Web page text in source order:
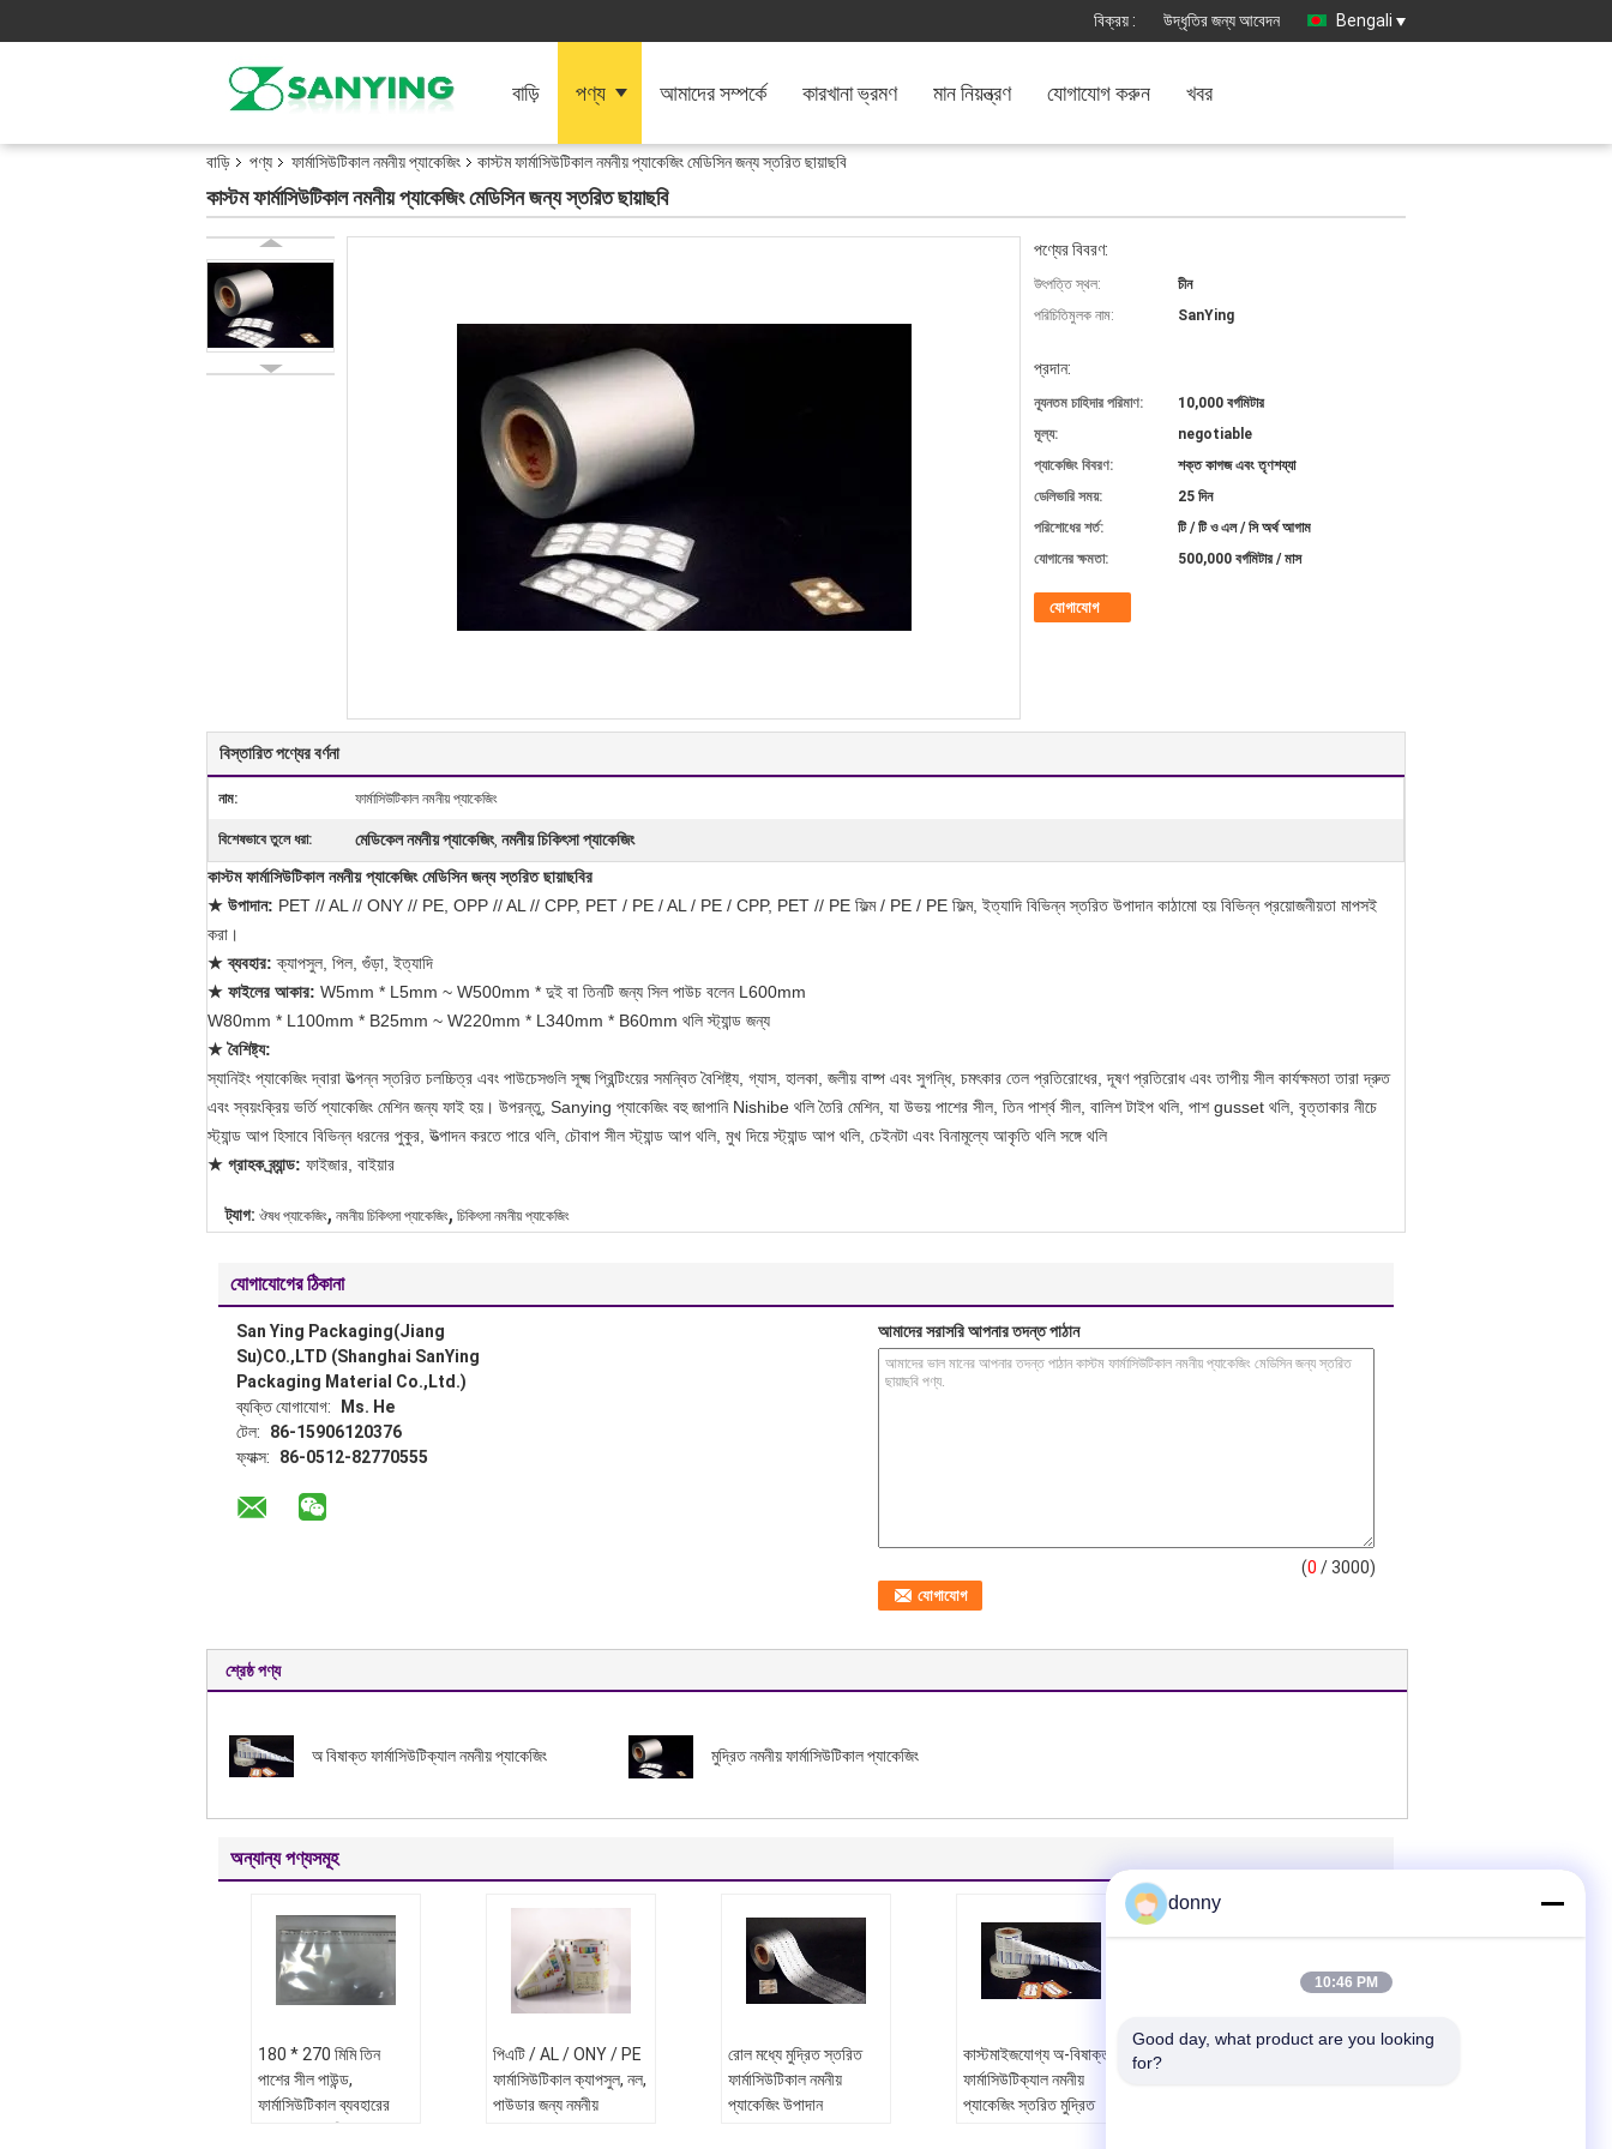
বিক্রয় : উদ্ধৃতির জন্য আবেদন Bengali
বাড়ি পণ্য আমাদের সম্পর্কে কারখানা ভ্রমণ মান নিয়ন্ত্রণ যোগাযোগ করুন খবর
বাড়ি পণ্য ফার্মাসিউটিকাল নমনীয় প্যাকেজিং কাস্টম ফার্মাসিউটিকাল নমনীয় প্যাকেজিং মেডিসিন জন্য স্তরিত ছায়াছবি
কাস্টম ফার্মাসিউটিকাল নমনীয় প্যাকেজিং মেডিসিন জন্য স্তরিত ছায়াছবি
পণ্যের বিবরণ:
উৎপত্তি স্থল:
চীন
পরিচিতিমুলক নাম:
SanYing
প্রদান:
ন্যূনতম চাহিদার পরিমাণ:
10,000 বর্গমিটার
মূল্য:
negotiable
প্যাকেজিং বিবরণ:
শক্ত কাগজ এবং তৃণশয্যা
ডেলিভারি সময়:
25 দিন
পরিশোধের শর্ত:
টি / টি ও এল / সি অর্থ আগাম
যোগানের ক্ষমতা:
500,000 বর্গমিটার / মাস
যোগাযোগ
বিস্তারিত পণ্যের বর্ণনা
নাম: ফার্মাসিউটিকাল নমনীয় প্যাকেজিং
বিশেষভাবে তুলে ধরা: মেডিকেল নমনীয় প্যাকেজিং, নমনীয় চিকিৎসা প্যাকেজিং
কাস্টম ফার্মাসিউটিকাল নমনীয় প্যাকেজিং মেডিসিন জন্য স্তরিত ছায়াছবির
★ উপাদান: PET // AL // ONY // PE, OPP // AL // CPP, PET / PE / AL / PE / CPP, PET // PE ফিল্ম / PE / PE ফিল্ম, ইত্যাদি বিভিন্ন স্তরিত উপাদান কাঠামো হয় বিভিন্ন প্রয়োজনীয়তা মাপসই
করা।
★ ব্যবহার: ক্যাপসুল, পিল, গুঁড়া, ইত্যাদি
★ ফাইলের আকার: W5mm * L5mm ~ W500mm * দুই বা তিনটি জন্য সিল পাউচ বলেন L600mm
W80mm * L100mm * B25mm ~ W220mm * L340mm * B60mm থলি স্ট্যান্ড জন্য
★ বৈশিষ্ট্য:
স্যানিইং প্যাকেজিং দ্বারা উত্পন্ন স্তরিত চলচ্চিত্র এবং পাউচেসগুলি সূক্ষ্ম প্রিন্টিংয়ের সমন্বিত বৈশিষ্ট্য, গ্যাস, হালকা, জলীয় বাষ্প এবং সুগন্ধি, চমৎকার তেল প্রতিরোধের, দূষণ প্রতিরোধ এবং তাপীয় সীল কার্যক্ষমতা তারা দ্রুত
এবং স্বয়ংক্রিয় ভর্তি প্যাকেজিং মেশিন জন্য ফাই হয়। উপরন্তু, Sanying প্যাকেজিং বহু জাপানি Nishibe থলি তৈরি মেশিন, যা উভয় পাশের সীল, তিন পার্শ্ব সীল, বালিশ টাইপ থলি, পাশ gusset থলি, বৃত্তাকার নীচে
স্ট্যান্ড আপ হিসাবে বিভিন্ন ধরনের পুকুর, উত্পাদন করতে পারে থলি, চৌবাপ সীল স্ট্যান্ড আপ থলি, মুখ দিয়ে স্ট্যান্ড আপ থলি, চেইনটা এবং বিনামূল্যে আকৃতি থলি সঙ্গে থলি
★ গ্রাহক ব্র্যান্ড: ফাইজার, বাইয়ার
ট্যাগ: ঔষধ প্যাকেজিং, নমনীয় চিকিৎসা প্যাকেজিং, চিকিৎসা নমনীয় প্যাকেজিং
যোগাযোগের ঠিকানা
San Ying Packaging(Jiang
Su)CO.,LTD (Shanghai SanYing
Packaging Material Co.,Ltd.)
ব্যক্তি যোগাযোগ:
Ms. He
টেল:
86-15906120376
ফ্যাক্স:
86-0512-82770555
আমাদের সরাসরি আপনার তদন্ত পাঠান
(0 / 3000)
শ্রেষ্ঠ পণ্য
অ বিষাক্ত ফার্মাসিউটিক্যাল নমনীয় প্যাকেজিং মুদ্রিত নমনীয় ফার্মাসিউটিকাল প্যাকেজিং
অন্যান্য পণ্যসমূহ
180 * 270 মিমি তিন
পাশের সীল পাউন্ড,
ফার্মাসিউটিকাল ব্যবহারের
পিএটি / AL / ONY / PE
ফার্মাসিউটিকাল ক্যাপসুল, নল,
পাউডার জন্য নমনীয়
রোল মধ্যে মুদ্রিত স্তরিত
ফার্মাসিউটিকাল নমনীয়
প্যাকেজিং উপাদান
কাস্টমাইজযোগ্য অ-বিষাক্ত
ফার্মাসিউটিক্যাল নমনীয়
প্যাকেজিং স্তরিত মুদ্রিত
নমনীয় মুদ্রিত ফার্মাসিউটিকাল
donny
10:46 PM
Good day, what product are you looking
for?